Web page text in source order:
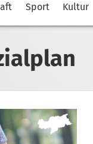
Sport Kultur